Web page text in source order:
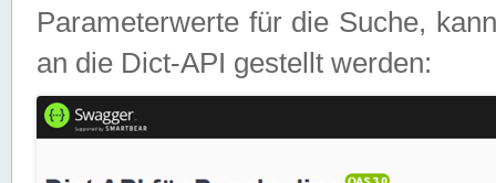
Parameterwerte für die Suche,
an die Dict-API gestellt werden: